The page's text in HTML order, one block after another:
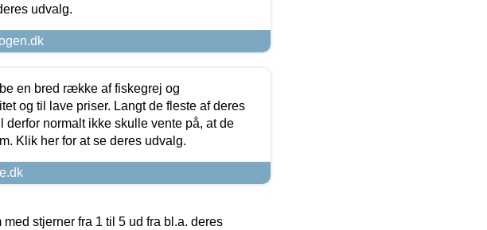
udvalg.
en bred række af fiskegrej og
og til lave priser. Langt de fleste af deres
derfor normalt ikke skulle vente på, at de
Klik her for at se deres udvalg.
stjerner fra 1 til 5 ud fra bl.a. deres